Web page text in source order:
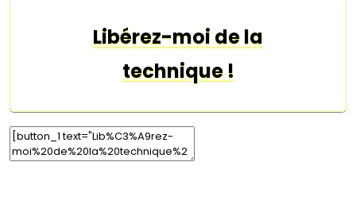
Libérez-moi de la
technique !